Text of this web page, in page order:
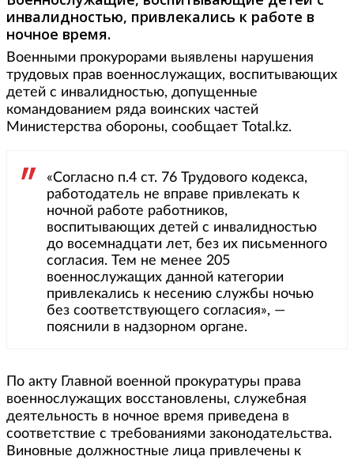
инвалидностью, привлекались к работе в
ночное время.
Военными прокурорами выявлены нарушения
трудовых прав военнослужащих, воспитывающих
детей с инвалидностью, допущенные
командованием ряда воинских частей
Министерства обороны, сообщает Total.kz.
«Согласно п.4 ст. 76 Трудового кодекса,
работодатель не вправе привлекать к
ночной работе работников,
воспитывающих детей с инвалидностью
до восемнадцати лет, без их письменного
согласия. Тем не менее 205
военнослужащих данной категории
привлекались к несению службы ночью
без соответствующего согласия», —
пояснили в надзорном органе.
По акту Главной военной прокуратуры права
военнослужащих восстановлены, служебная
деятельность в ночное время приведена в
соответствие с требованиями законодательства.
Виновные должностные лица привлечены к